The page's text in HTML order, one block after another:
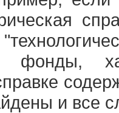
фонды,
и все